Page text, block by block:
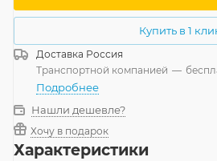
Купить в 1
Доставка Россия
Транспортной компанией —
Подробнее
Нашли дешевле?
Хочу в подарок
Характеристики